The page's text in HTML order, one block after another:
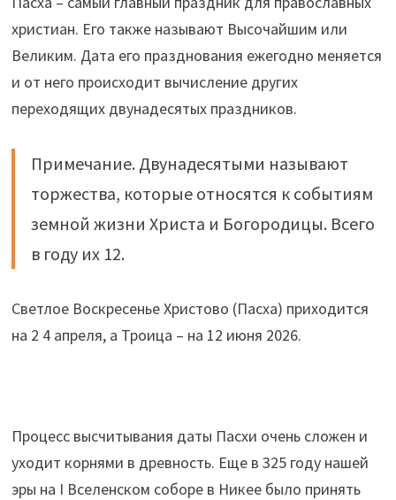
христиан. Его также называют Высочайшим или
Великим. Дата его празднования ежегодно меняется
и от него происходит вычисление других
переходящих двунадесятых праздников.
Примечание. Двунадесятыми называют
торжества, которые относятся к событиям
земной жизни Христа и Богородицы. Всего
в году их 12.
Светлое Воскресенье Христово (Пасха) приходится
на 2 4 апреля, а Троица – на 12 июня 2026.
Процесс высчитывания даты Пасхи очень сложен и
уходит корнями в древность. Еще в 325 году нашей
эры на I Вселенском соборе в Никее было принять